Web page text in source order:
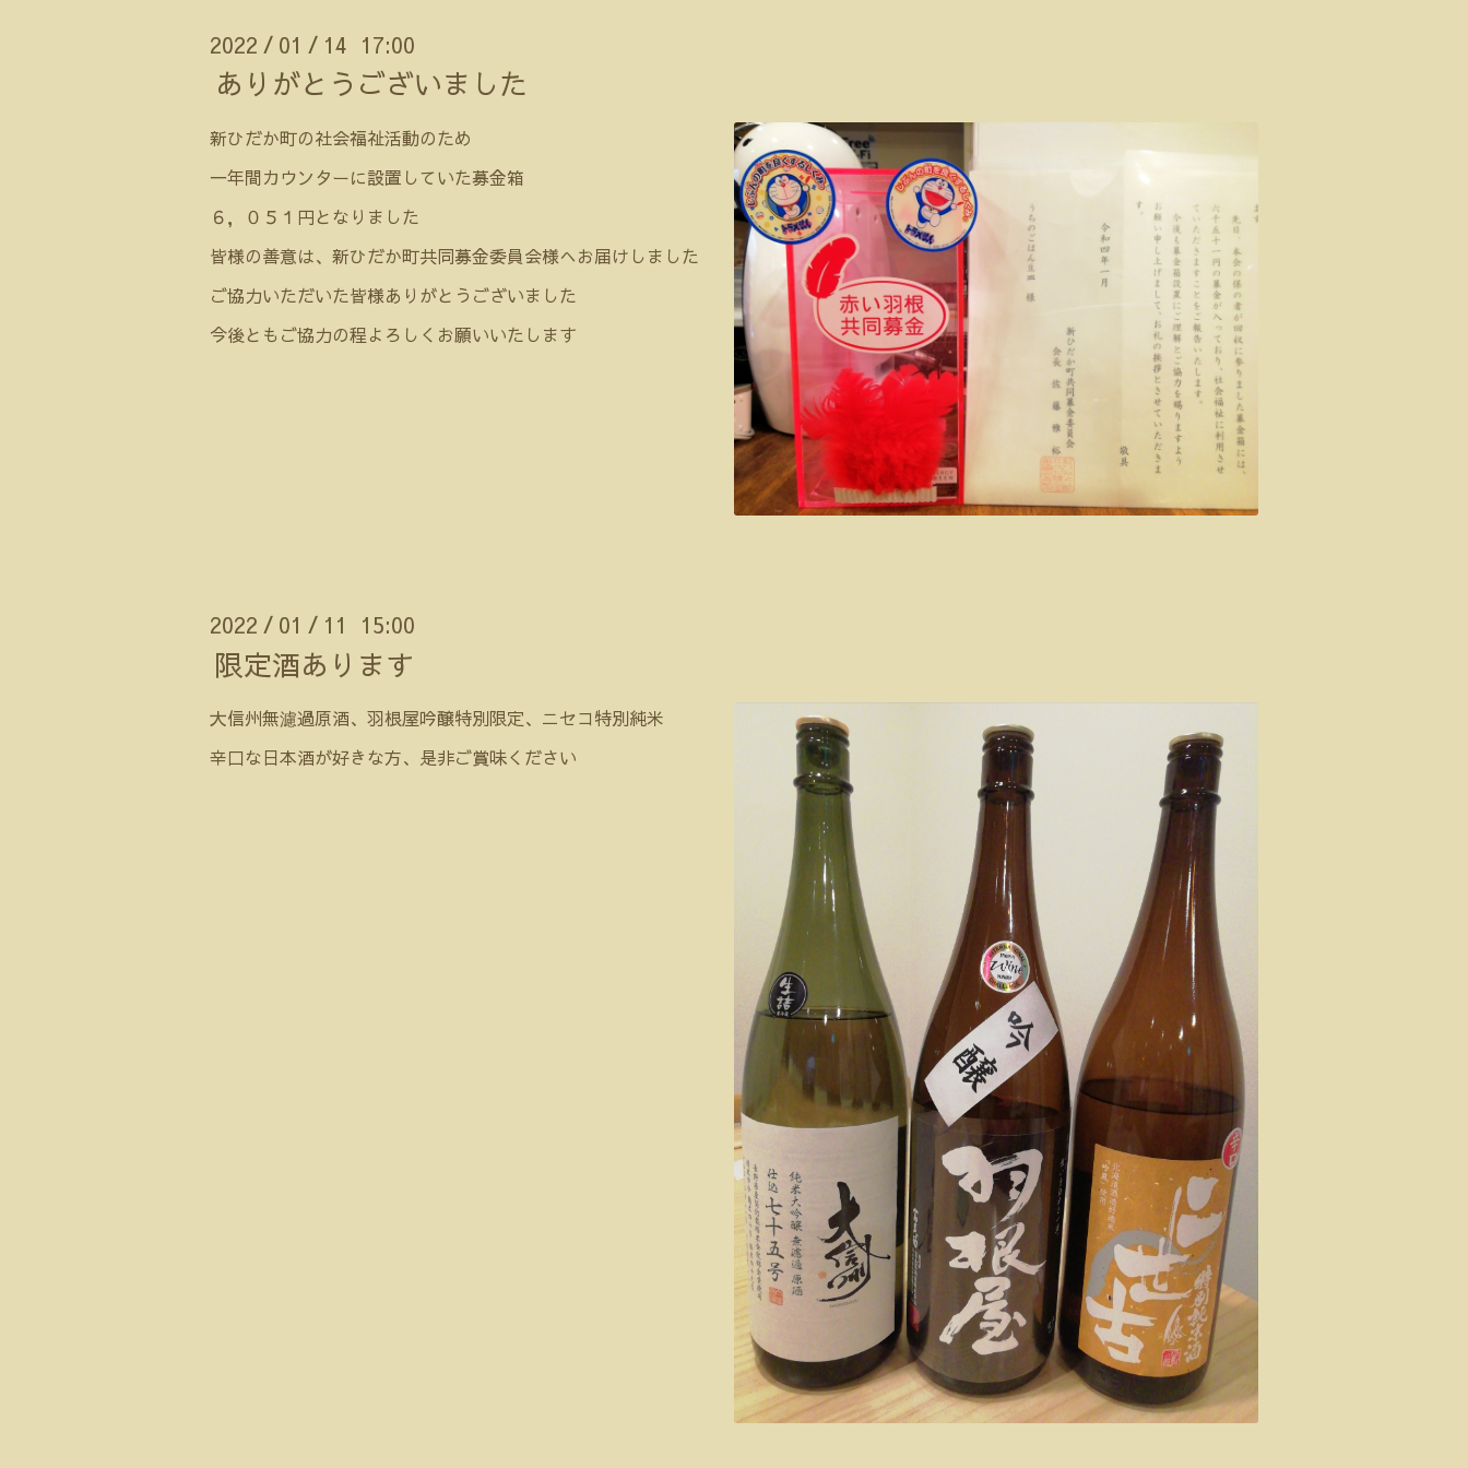
2022 / 01 / 14 17:00
ありがとうございました
新ひだか町の社会福祉活動のため
一年間カウンターに設置していた募金箱
６，０５１円となりました
皆様の善意は、新ひだか町共同募金委員会様へお届けしました
ご協力いただいた皆様ありがとうございました
今後ともご協力の程よろしくお願いいたします
2022 / 01 / 11 15:00
限定酒あります
大信州無濾過原酒、羽根屋吟醸特別限定、ニセコ特別純米
辛口な日本酒が好きな方、是非ご賞味ください